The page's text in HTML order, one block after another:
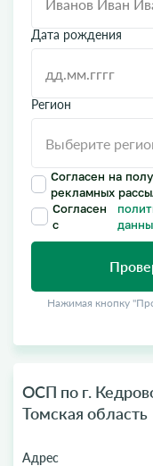
Дата рождения
Регион
Согласен на
рекламных
Согласен
с
Нажимая кнопку
ОСП по г.
Томская область
Адрес